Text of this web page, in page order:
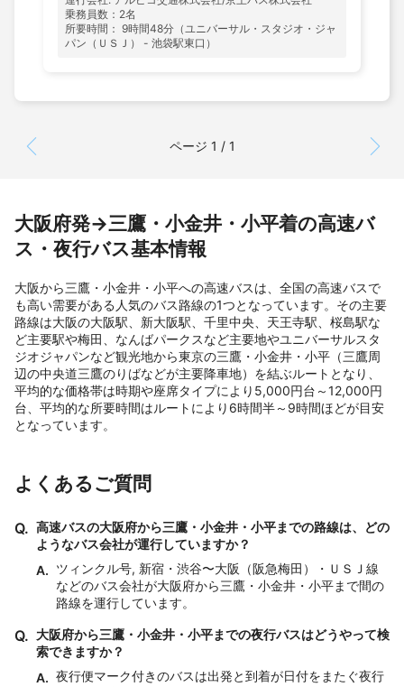
乗務員数：2名
所要時間： 9時間48分（ユニバーサル・スタジオ・ジャ
パン（ＵＳＪ） - 池袋駅東口）
ページ 1 / 1
大阪府発→三鷹・小金井・小平着の高速バ
ス・夜行バス基本情報
大阪から三鷹・小金井・小平への高速バスは、全国の高速バスで
も高い需要がある人気のバス路線の1つとなっています。その主要
路線は大阪の大阪駅、新大阪駅、千里中央、天王寺駅、桜島駅な
ど主要駅や梅田、なんばパークスなど主要地やユニバーサルスタ
ジオジャパンなど観光地から東京の三鷹・小金井・小平（三鷹周
辺の中央道三鷹のりばなどが主要降車地）を結ぶルートとなり、
平均的な価格帯は時期や座席タイプにより5,000円台～12,000円
台、平均的な所要時間はルートにより6時間半～9時間ほどが目安
となっています。
よくあるご質問
Q. 高速バスの大阪府から三鷹・小金井・小平までの路線は、どの
ようなバス会社が運行していますか？
A. ツィンクル号, 新宿・渋谷〜大阪（阪急梅田）・ＵＳＪ線
などのバス会社が大阪府から三鷹・小金井・小平まで間の
路線を運行しています。
Q. 大阪府から三鷹・小金井・小平までの夜行バスはどうやって検
索できますか？
A. 夜行便マーク付きのバスは出発と到着が日付をまたぐ夜行